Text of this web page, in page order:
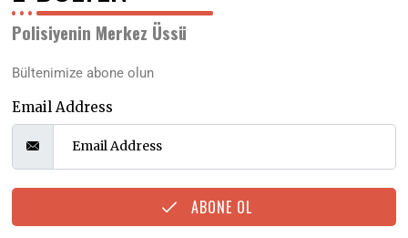
Polisiyenin Merkez Üssü
Bültenimize abone olun
Email Address
ABONE OL